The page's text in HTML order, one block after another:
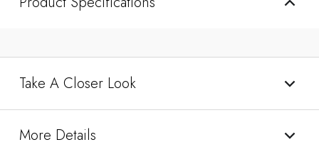
Take A Closer Look
More Details